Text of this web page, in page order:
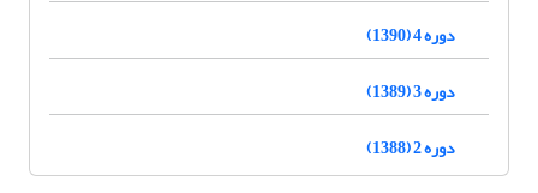
دوره 4 (1390)
دوره 3 (1389)
دوره 2 (1388)